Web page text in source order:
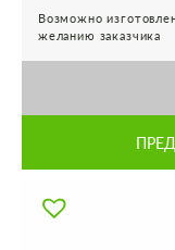
Возможно
желанию заказчика